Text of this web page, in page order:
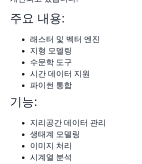
주요 내용:
래스터 및 벡터 엔진
지형 모델링
수문학 도구
시간 데이터 지원
파이썬 통합
기능:
지리공간 데이터 관리
생태계 모델링
이미지 처리
시계열 분석